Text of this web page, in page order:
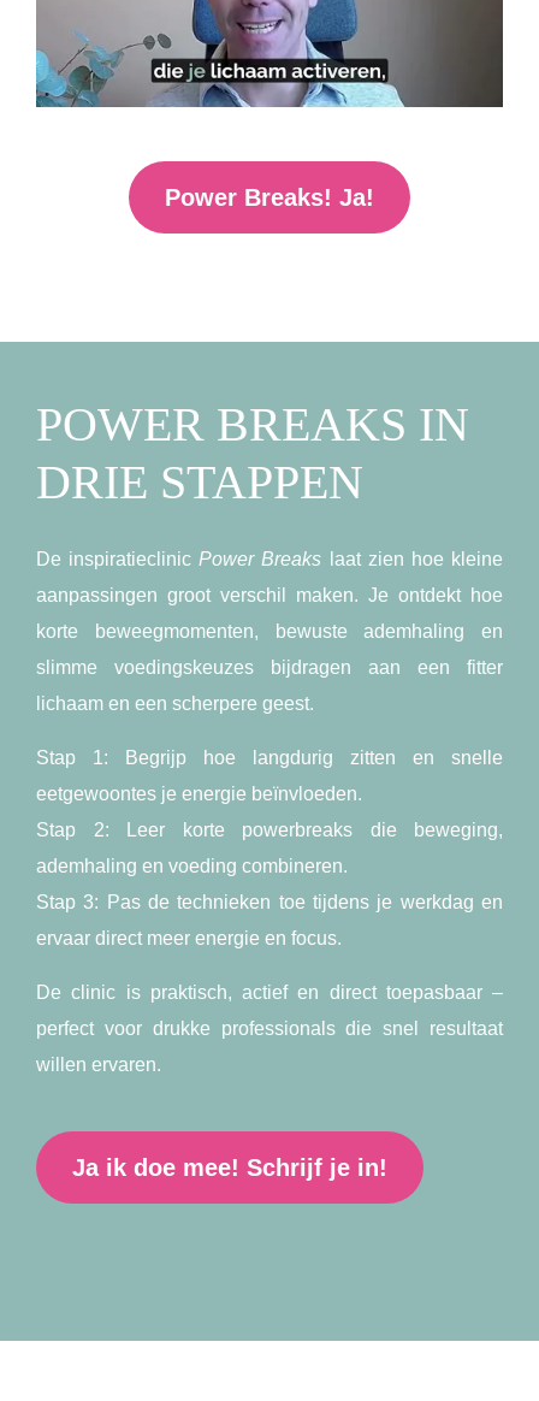
Power Breaks! Ja!
POWER BREAKS IN
DRIE STAPPEN
De inspiratieclinicPower Breaks laat zien hoe kleine
aanpassingen groot verschil maken. Je ontdekt hoe
korte beweegmomenten, bewuste ademhaling en
slimme voedingskeuzes bijdragen aan een fitter
lichaam en een scherpere geest.
Stap 1: Begrijp hoe langdurig zitten en snelle
eetgewoontes je energie beïnvloeden.
Stap 2: Leer korte powerbreaks die beweging,
ademhaling en voeding combineren.
Stap 3: Pas de technieken toe tijdens je werkdag en
ervaar direct meer energie en focus.
De clinic is praktisch, actief en direct toepasbaar –
perfect voor drukke professionals die snel resultaat
willen ervaren.
Ja ik doe mee! Schrijf je in!